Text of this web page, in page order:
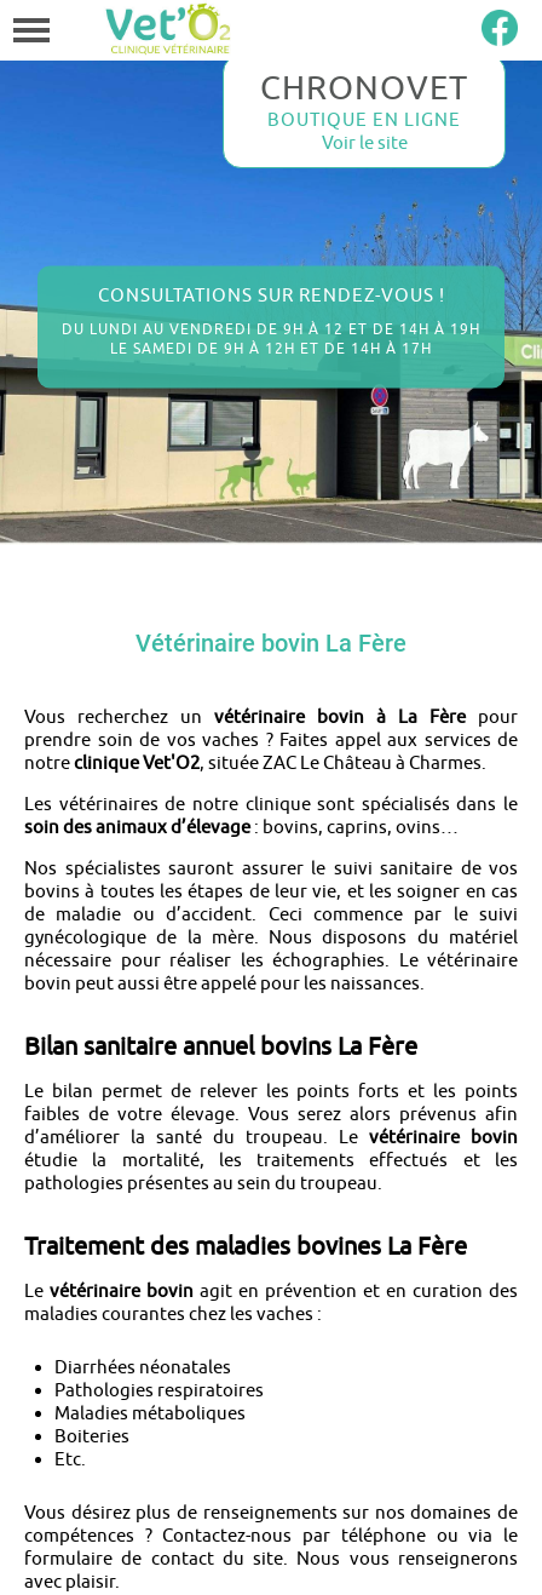
CONSULTATIONS SUR RENDEZ-VOUS !
DU LUNDI AU VENDREDI DE 9H À 12 ET DE 14H À 19H
LE SAMEDI DE 9H À 12H ET DE 14H À 17H
CHRONOVET
BOUTIQUE EN LIGNE
Voir le site
Vétérinaire bovin La Fère
Vous recherchez un vétérinaire bovin à La Fèrepour
prendre soin de vos vaches ? Faites appel aux services de
notreclinique Vet'O2, située ZAC Le Château à Charmes.
Les vétérinaires de notre clinique sont spécialisés dans le
soin des animaux d’élevage: bovins, caprins, ovins…
Nos spécialistes sauront assurer le suivi sanitaire de vos
bovins à toutes les étapes de leur vie, et les soigner en cas
de maladie ou d’accident. Ceci commence par le suivi
gynécologique de la mère. Nous disposons du matériel
nécessaire pour réaliser les échographies. Le vétérinaire
bovin peut aussi être appelé pour les naissances.
Bilan sanitaire annuel bovins La Fère
Le bilan permet de relever les points forts et les points
faibles de votre élevage. Vous serez alors prévenus afin
d’améliorer la santé du troupeau. Le vétérinaire bovin
étudie la mortalité, les traitements effectués et les
pathologies présentes au sein du troupeau.
Traitement des maladies bovines La Fère
Le vétérinaire bovin agit en prévention et en curation des
maladies courantes chez les vaches :
Diarrhées néonatales
Pathologies respiratoires
Maladies métaboliques
Boiteries
Etc.
Vous désirez plus de renseignements sur nos domaines de
compétences ? Contactez-nous par téléphone ou via le
formulaire de contact du site. Nous vous renseignerons
avec plaisir.